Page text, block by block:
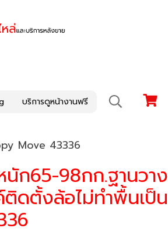
บริการดูหน้างานฟรี
Move 43336
นัก65-98กก.ฐานวาง
ดตั้งล้อไม่ทำพื้นเป็น